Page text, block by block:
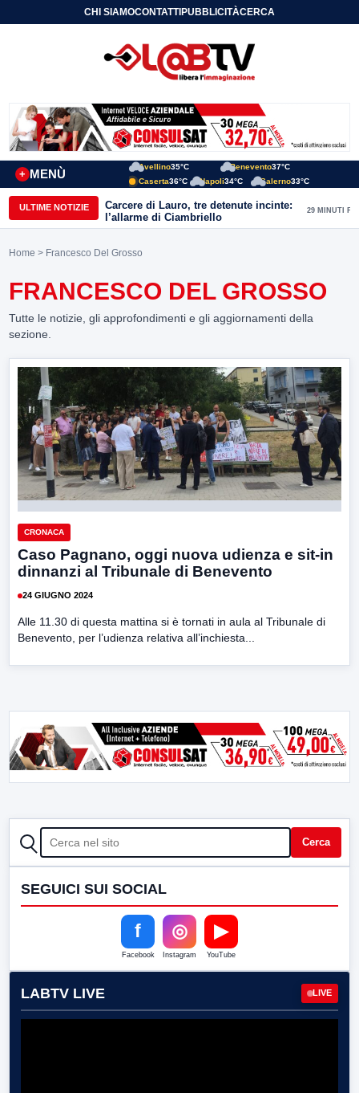
CHI SIAMOCONTATTIPUBBLICITÀCERCA
MENÙ
+
Avellino35°C Benevento37°C
Caserta36°C Napoli34°C Salerno33°C
ULTIME NOTIZIE
Carcere di Lauro, tre detenute incinte:
l’allarme di Ciambriello
29 MINUTI FA
Home > Francesco Del Grosso
FRANCESCO DEL GROSSO
Tutte le notizie, gli approfondimenti e gli aggiornamenti della
sezione.
CRONACA
Caso Pagnano, oggi nuova udienza e sit-in
dinnanzi al Tribunale di Benevento
24 GIUGNO 2024
Alle 11.30 di questa mattina si è tornati in aula al Tribunale di
Benevento, per l’udienza relativa all’inchiesta...
CERCA Cerca
SEGUICI SUI SOCIAL
f
Facebook
◎
Instagram
▶
YouTube
LABTV LIVE LIVE